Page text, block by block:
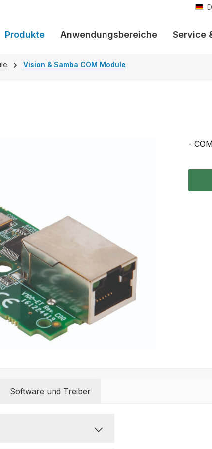
Produkte Anwendungsbereiche Service
Vision & Samba COM Module
-
Software und Treiber